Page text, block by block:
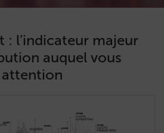
: l’indicateur majeur
auquel vous
attention